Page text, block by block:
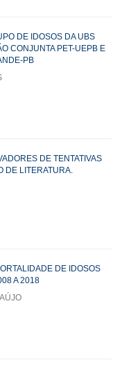
DE IDOSOS DA UBS
CONJUNTA PET-UEPB E
PB
DE TENTATIVAS
DE LITERATURA.
DE IDOSOS
A 2018